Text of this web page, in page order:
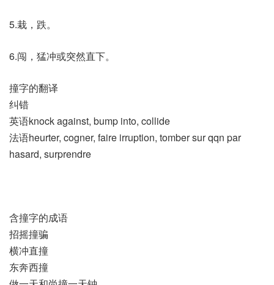
5.栽，跌。
6.闯，猛冲或突然直下。
撞字的翻译
纠错
英语knock against, bump into, collide
法语heurter, cogner, faire irruption, tomber sur qqn par
hasard, surprendre
含撞字的成语
招摇撞骗
横冲直撞
东奔西撞